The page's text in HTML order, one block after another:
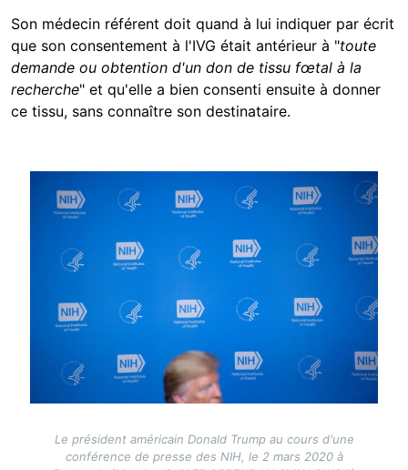
Son médecin référent doit quand à lui indiquer par écrit
que son consentement à l'IVG était antérieur à "toute
demande ou obtention d'un don de tissu fœtal à la
recherche" et qu'elle a bien consenti ensuite à donner
ce tissu, sans connaître son destinataire.
Le président américain Donald Trump au cours d'une
conférence de presse des NIH, le 2 mars 2020 à